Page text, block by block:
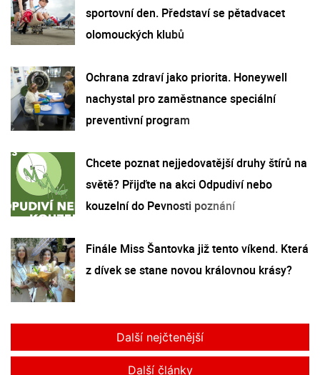
sportovní den. Představí se pětadvacet
olomouckých klubů
Ochrana zdraví jako priorita. Honeywell
nachystal pro zaměstnance speciální
preventivní program
Chcete poznat nejjedovatější druhy štírů na
světě? Přijďte na akci Odpudiví nebo
kouzelní do Pevnosti poznání
Finále Miss Šantovka již tento víkend. Která
z dívek se stane novou královnou krásy?
Další nejčtenější
Další články